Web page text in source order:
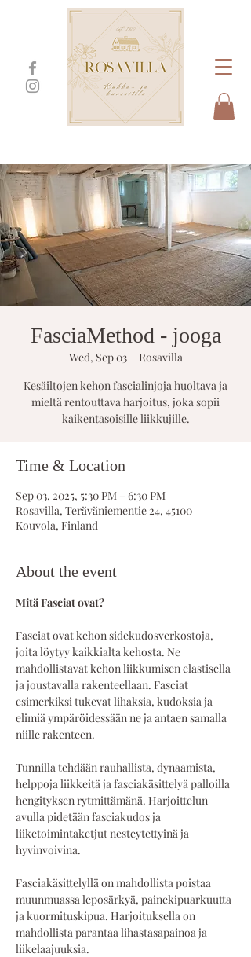
FasciaMethod - jooga
Wed, Sep 03
  |
Rosavilla
Kesäiltojen kehon fascialinjoja huoltava ja
mieltä rentouttava harjoitus, joka sopii
kaikentasoisille liikkujille.
Time & Location
Sep 03, 2025, 5:30 PM – 6:30 PM
Rosavilla, Teräväniementie 24, 45100
Kouvola, Finland
About the event
Mitä Fasciat ovat?
Fasciat ovat kehon sidekudosverkostoja,
joita löytyy kaikkialta kehosta. Ne
mahdollistavat kehon liikkumisen elastisella
ja joustavalla rakenteellaan. Fasciat
esimerkiksi tukevat lihaksia, kudoksia ja
elimiä ympäröidessään ne ja antaen samalla
niille rakenteen.
Tunnilla tehdään rauhallista, dynaamista,
helppoja liikkeitä ja fasciakäsittelyä palloilla
hengityksen rytmittämänä. Harjoittelun
avulla pidetään fasciakudos ja
liiketoimintaketjut nesteytettyinä ja
hyvinvoivina.
Fasciakäsittelyllä on mahdollista poistaa
muunmuassa leposärkyä, painekipuarkuutta
ja kuormituskipua. Harjoituksella on
mahdollista parantaa lihastasapainoa ja
liikelaajuuksia.